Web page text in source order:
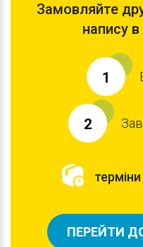
Замовляйте
напису
1
2
ПЕРЕЙТИ